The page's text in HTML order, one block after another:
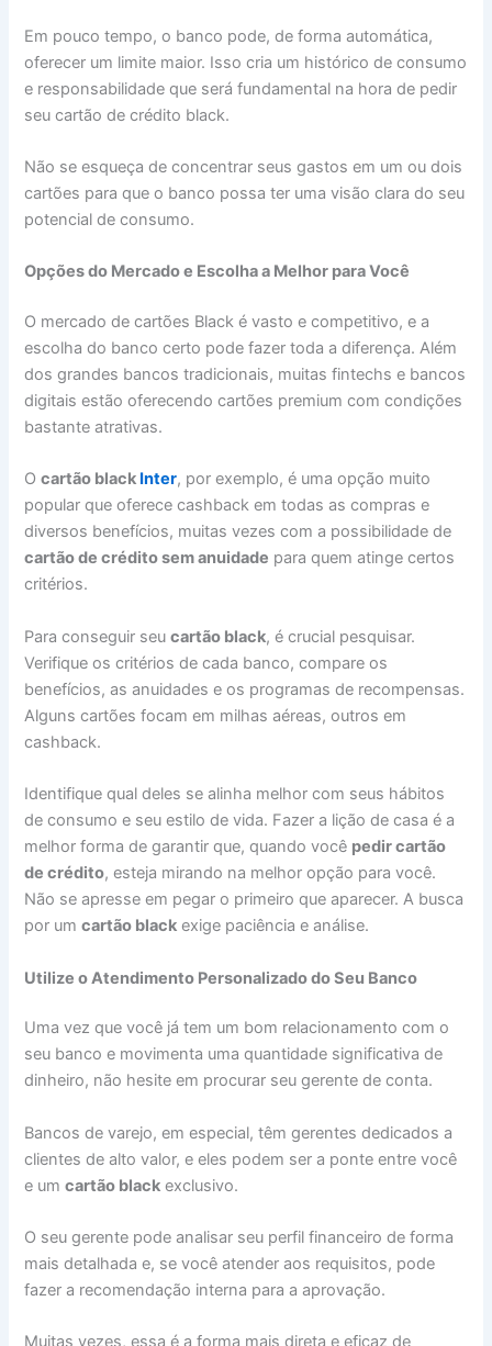
Em pouco tempo, o banco pode, de forma automática,
oferecer um limite maior. Isso cria um histórico de consumo
e responsabilidade que será fundamental na hora de pedir
seu cartão de crédito black.
Não se esqueça de concentrar seus gastos em um ou dois
cartões para que o banco possa ter uma visão clara do seu
potencial de consumo.
Opções do Mercado e Escolha a Melhor para Você
O mercado de cartões Black é vasto e competitivo, e a
escolha do banco certo pode fazer toda a diferença. Além
dos grandes bancos tradicionais, muitas fintechs e bancos
digitais estão oferecendo cartões premium com condições
bastante atrativas.
Ocartão black Inter, por exemplo, é uma opção muito
popular que oferece cashback em todas as compras e
diversos benefícios, muitas vezes com a possibilidade de
cartão de crédito sem anuidade para quem atinge certos
critérios.
Para conseguir seucartão black, é crucial pesquisar.
Verifique os critérios de cada banco, compare os
benefícios, as anuidades e os programas de recompensas.
Alguns cartões focam em milhas aéreas, outros em
cashback.
Identifique qual deles se alinha melhor com seus hábitos
de consumo e seu estilo de vida. Fazer a lição de casa é a
melhor forma de garantir que, quando você pedir cartão
de crédito, esteja mirando na melhor opção para você.
Não se apresse em pegar o primeiro que aparecer. A busca
por umcartão black exige paciência e análise.
Utilize o Atendimento Personalizado do Seu Banco
Uma vez que você já tem um bom relacionamento com o
seu banco e movimenta uma quantidade significativa de
dinheiro, não hesite em procurar seu gerente de conta.
Bancos de varejo, em especial, têm gerentes dedicados a
clientes de alto valor, e eles podem ser a ponte entre você
e umcartão black exclusivo.
O seu gerente pode analisar seu perfil financeiro de forma
mais detalhada e, se você atender aos requisitos, pode
fazer a recomendação interna para a aprovação.